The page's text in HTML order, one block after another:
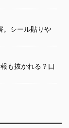
。シール貼りや
も抜かれる？口